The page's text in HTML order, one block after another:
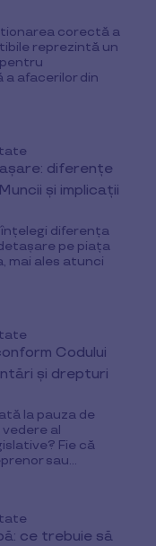
corectă a
reprezintă un
a afacerilor din
diferențe
și implicații
diferența
pe piața
mai ales atunci
Codului
și drepturi
la pauza de
al
Fie că
sau...
ce trebuie să